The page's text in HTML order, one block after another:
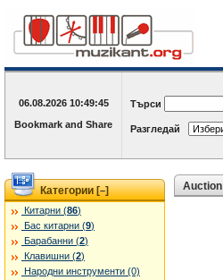
06.08.2026 10:49:45 Търси
Разгледай
Категории [–]
Китарни (86)
Бас китарни (9)
Барабанни (2)
Клавишни (2)
Народни инструменти (0)